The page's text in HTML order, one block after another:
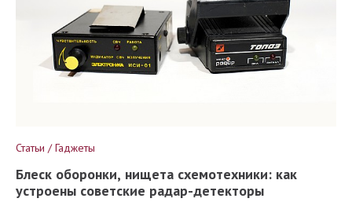
Статьи / Гаджеты
Блеск оборонки, нищета схемотехники: как
устроены советские радар-детекторы